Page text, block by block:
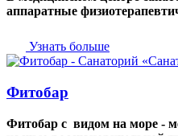
аппаратные
Узнать больше
Фитобар
Фитобар с видом на море -